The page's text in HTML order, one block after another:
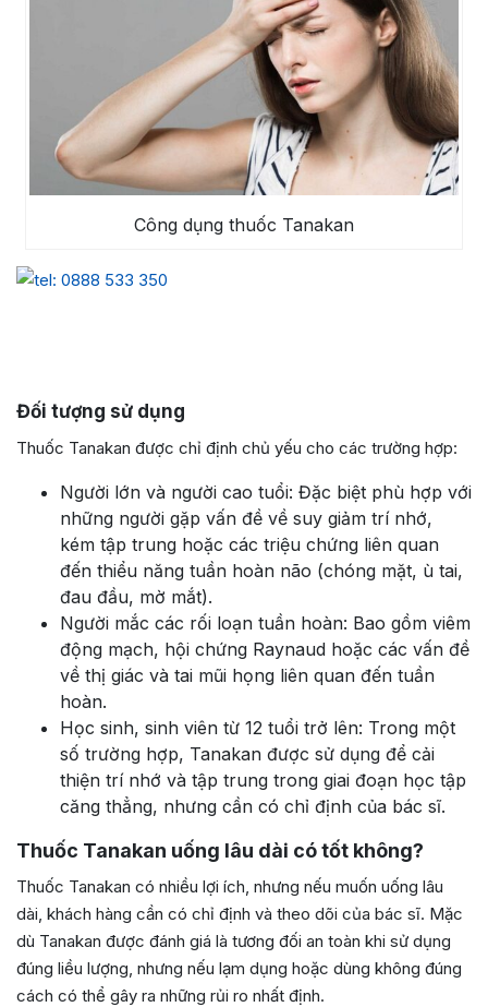
Công dụng thuốc Tanakan
Đối tượng sử dụng
Thuốc Tanakan được chỉ định chủ yếu cho các trường hợp:
Người lớn và người cao tuổi: Đặc biệt phù hợp với
những người gặp vấn đề về suy giảm trí nhớ,
kém tập trung hoặc các triệu chứng liên quan
đến thiểu năng tuần hoàn não (chóng mặt, ù tai,
đau đầu, mờ mắt).
Người mắc các rối loạn tuần hoàn: Bao gồm viêm
động mạch, hội chứng Raynaud hoặc các vấn đề
về thị giác và tai mũi họng liên quan đến tuần
hoàn.
Học sinh, sinh viên từ 12 tuổi trở lên: Trong một
số trường hợp, Tanakan được sử dụng để cải
thiện trí nhớ và tập trung trong giai đoạn học tập
căng thẳng, nhưng cần có chỉ định của bác sĩ.
Thuốc Tanakan uống lâu dài có tốt không?
Thuốc Tanakan có nhiều lợi ích, nhưng nếu muốn uống lâu
dài, khách hàng cần có chỉ định và theo dõi của bác sĩ. Mặc
dù Tanakan được đánh giá là tương đối an toàn khi sử dụng
đúng liều lượng, nhưng nếu lạm dụng hoặc dùng không đúng
cách có thể gây ra những rủi ro nhất định.